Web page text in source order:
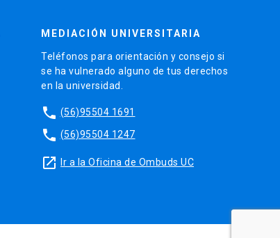
MEDIACIÓN UNIVERSITARIA
Teléfonos para orientación y consejo si
se ha vulnerado alguno de tus derechos
en la universidad.
phone (56)95504 1691
phone (56)95504 1247
launch Ir a la Oficina de Ombuds UC